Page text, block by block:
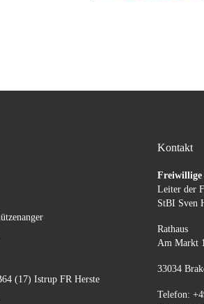
(17) Istrup FR Herste
Kontakt
Freiwillige
Leiter der
StBI Sven
Rathaus
Am Markt
33034
Telefon: